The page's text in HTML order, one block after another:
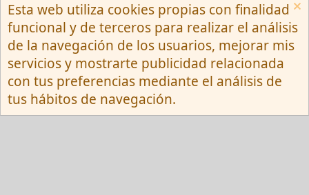
Español (Neutro) Tu
Contactarnos
Términos y reglas
Privacy policy
Ayuda
R
S
S
Community platform by XenForo ® © 2010-
2026 XenForo Ltd.
Esta web utiliza cookies propias con finalidad
funcional y de terceros para realizar el análisis
de la navegación de los usuarios, mejorar mis
servicios y mostrarte publicidad relacionada
con tus preferencias mediante el análisis de
tus hábitos de navegación.